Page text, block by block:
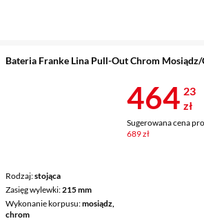
Bateria Franke Lina Pull-Out Chrom
Rodzaj stojąca
Zasięg wylewki 215 mm
Wykonanie korpusu mosiądz,
chrom
Cena
464 23
zł
Sugerowana cena
689 zł